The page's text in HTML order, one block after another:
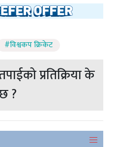
#विश्वकप क्रिकेट
प्रतिक्रिया के
?